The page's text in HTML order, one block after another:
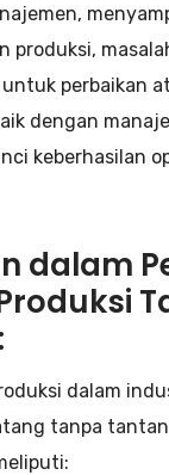
produksi,
perbaikan
dengan
keberhasilan
dalam
dalam
tanpa